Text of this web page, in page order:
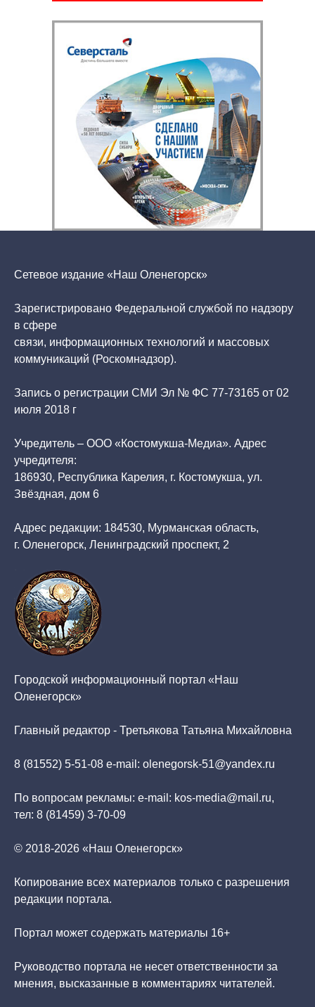
Сетевое издание «Наш Оленегорск»
Зарегистрировано Федеральной службой по надзору
в сфере
связи, информационных технологий и массовых
коммуникаций (Роскомнадзор).
Запись о регистрации СМИ Эл № ФС 77-73165 от 02
июля 2018 г
Учредитель – ООО «Костомукша-Медиа». Адрес
учредителя:
186930, Республика Карелия, г. Костомукша, ул.
Звёздная, дом 6
Адрес редакции: 184530, Мурманская область,
г. Оленегорск, Ленинградский проспект, 2
Городской информационный портал «Наш
Оленегорск»
Главный редактор - Третьякова Татьяна Михайловна
8 (81552) 5-51-08 e-mail: olenegorsk-51@yandex.ru
По вопросам рекламы: e-mail: kos-media@mail.ru,
тел: 8 (81459) 3-70-09
© 2018-2026 «Наш Оленегорск»
Копирование всех материалов только с разрешения
редакции портала.
Портал может содержать материалы 16+
Руководство портала не несет ответственности за
мнения, высказанные в комментариях читателей.